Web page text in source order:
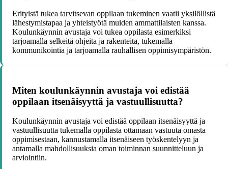
Erityistä tukea tarvitsevan oppilaan tukeminen vaatii yksilöllistä
lähestymistapaa ja yhteistyötä muiden ammattilaisten kanssa.
Koulunkäynnin avustaja voi tukea oppilasta esimerkiksi
tarjoamalla selkeitä ohjeita ja rakenteita, tukemalla
kommunikointia ja tarjoamalla rauhallisen oppimisympäristön.
Miten koulunkäynnin avustaja voi edistää
oppilaan itsenäisyyttä ja vastuullisuutta?
Koulunkäynnin avustaja voi edistää oppilaan itsenäisyyttä ja
vastuullisuutta tukemalla oppilasta ottamaan vastuuta omasta
oppimisestaan, kannustamalla itsenäiseen työskentelyyn ja
antamalla mahdollisuuksia oman toiminnan suunnitteluun ja
arviointiin.